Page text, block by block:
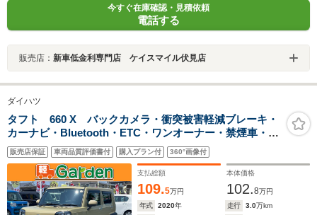
今すぐ在庫確認・見積依頼
電話する
販売店： 新車低金利専門店 ケイスマイル伏見店
ダイハツ
タフト 660 X バックカメラ・衝突被害軽減ブレーキ・
カーナビ・Bluetooth・ETC・ワンオーナー・禁煙車・フ
ルセグTV・CD/DVD再生・スマートキー&プッシュスター
ト・ベンチシート・ルームクリーニング
販売店保証 車両品質評価書付 購入プラン付 360°画像付
支払総額
109.5万円
本体価格
102.8万円
年式
2020年 走行 3.0万km